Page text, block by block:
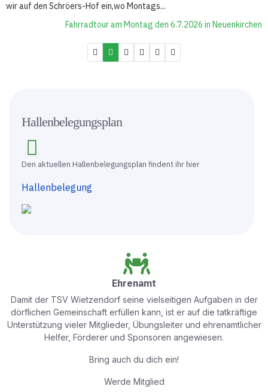
wir auf den Schröers-Hof ein,wo Montags...
Fahrradtour am Montag den 6.7.2026 in Neuenkirchen
Hallenbelegungsplan
Den aktuellen Hallenbelegungsplan findent ihr hier
Hallenbelegung
Ehrenamt
Damit der TSV Wietzendorf seine vielseitigen Aufgaben in der
dörflichen Gemeinschaft erfüllen kann, ist er auf die tatkräftige
Unterstützung vieler Mitglieder, Übungsleiter und ehrenamtlicher
Helfer, Förderer und Sponsoren angewiesen.
Bring auch du dich ein!
Werde Mitglied